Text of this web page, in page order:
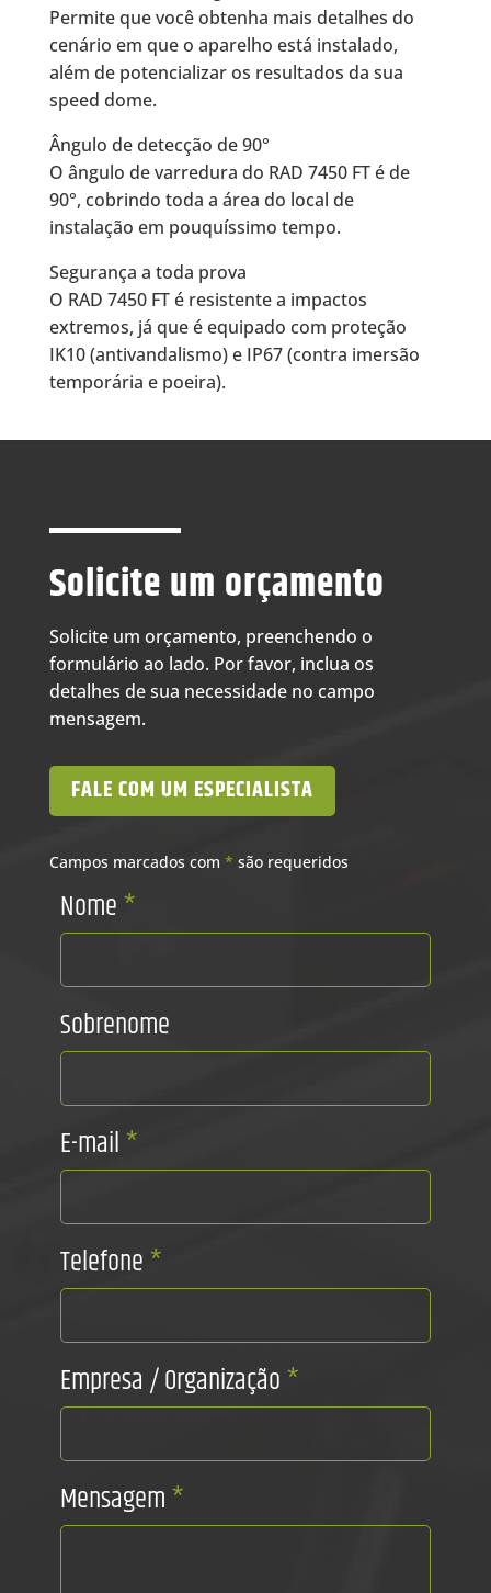
Permite que você obtenha mais detalhes do
cenário em que o aparelho está instalado,
além de potencializar os resultados da sua
speed dome.
Ângulo de detecção de 90°
O ângulo de varredura do RAD 7450 FT é de
90°, cobrindo toda a área do local de
instalação em pouquíssimo tempo.
Segurança a toda prova
O RAD 7450 FT é resistente a impactos
extremos, já que é equipado com proteção
IK10 (antivandalismo) e IP67 (contra imersão
temporária e poeira).
Solicite um orçamento
Solicite um orçamento, preenchendo o
formulário ao lado. Por favor, inclua os
detalhes de sua necessidade no campo
mensagem.
FALE COM UM ESPECIALISTA
Campos marcados com * são requeridos
Nome*
Sobrenome
E-mail*
Telefone*
Empresa / Organização*
Mensagem*